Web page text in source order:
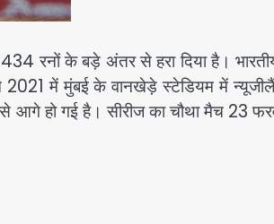
रनों के बड़े अंतर से हरा दिया है।
में मुंबई के वानखेड़े स्टेडियम में
आगे हो गई है। सीरीज का चौथा मैच 23